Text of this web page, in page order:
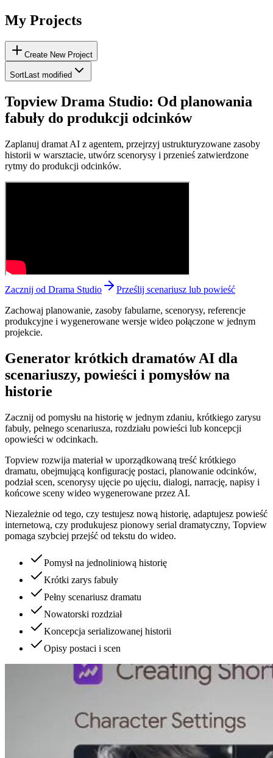
My Projects
Create New Project
Sort Last modified
Topview Drama Studio: Od planowania
fabuły do produkcji odcinków
Zaplanuj dramat AI z agentem, przejrzyj ustrukturyzowane zasoby
historii w warsztacie, utwórz scenorysy i przenieś zatwierdzone
rytmy do produkcji odcinków.
Zacznij od Drama Studio
Prześlij scenariusz lub powieść
Zachowaj planowanie, zasoby fabularne, scenorysy, referencje
produkcyjne i wygenerowane wersje wideo połączone w jednym
projekcie.
Generator krótkich dramatów AI dla
scenariuszy, powieści i pomysłów na
historie
Zacznij od pomysłu na historię w jednym zdaniu, krótkiego zarysu
fabuły, pełnego scenariusza, rozdziału powieści lub koncepcji
opowieści w odcinkach.
Topview rozwija materiał w uporządkowaną treść krótkiego
dramatu, obejmującą konfigurację postaci, planowanie odcinków,
podział scen, scenorysy ujęcie po ujęciu, dialogi, narrację, napisy i
końcowe sceny wideo wygenerowane przez AI.
Niezależnie od tego, czy testujesz nową historię, adaptujesz powieść
internetową, czy produkujesz pionowy serial dramatyczny, Topview
pomaga szybciej przejść od tekstu do wideo.
Pomysł na jednoliniową historię
Krótki zarys fabuły
Pełny scenariusz dramatu
Nowatorski rozdział
Koncepcja serializowanej historii
Opisy postaci i scen